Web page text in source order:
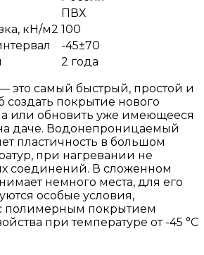
ПВХ
кН/м2 100
-45±70
2 года
это самый быстрый, простой и
создать покрытие нового
или обновить уже имеющееся
даче. Водонепроницаемый
пластичность в большом
при нагревании не
соединений. В сложенном
немного места, для его
особые условия,
полимерным покрытием
при температуре от -45 °C